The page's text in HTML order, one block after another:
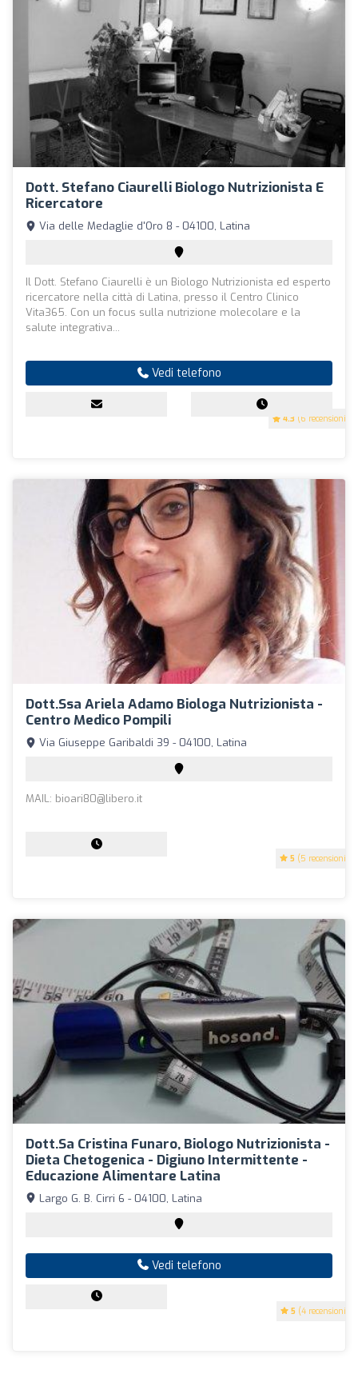
Dott. Stefano Ciaurelli Biologo Nutrizionista E
Ricercatore
4.3 (6 recensioni)
Via delle Medaglie d'Oro 8 - 04100, Latina
Il Dott. Stefano Ciaurelli è un Biologo Nutrizionista ed esperto
ricercatore nella città di Latina, presso il Centro Clinico
Vita365. Con un focus sulla nutrizione molecolare e la
salute integrativa...
Vedi telefono
Dott.ssa Ariela Adamo Biologa Nutrizionista -
Centro Medico Pompili
5 (5 recensioni)
Via Giuseppe Garibaldi 39 - 04100, Latina
MAIL: bioari80@libero.it
Dott.sa Cristina Funaro, Biologo Nutrizionista -
Dieta Chetogenica - Digiuno Intermittente -
Educazione Alimentare Latina
5 (4 recensioni)
Largo G. B. Cirri 6 - 04100, Latina
Vedi telefono